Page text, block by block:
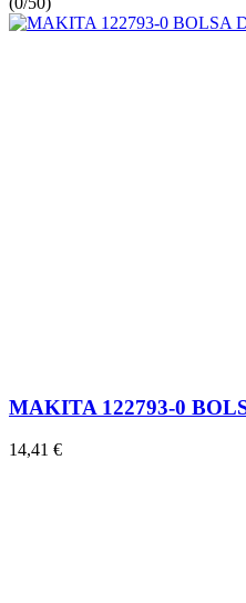
MAKITA 122793-0
14,41 €